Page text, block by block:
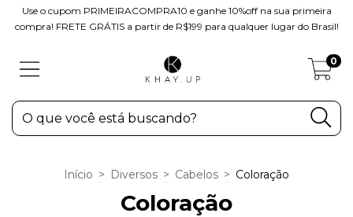
Use o cupom PRIMEIRACOMPRA10 e ganhe 10%off na sua primeira
compra! FRETE GRÁTIS a partir de R$199 para qualquer lugar do Brasil!
0
Início > Diversos > Cabelos > Coloração
Coloração